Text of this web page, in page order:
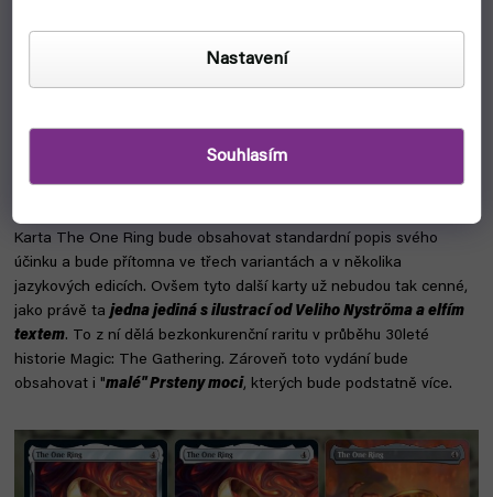
Nastavení
Souhlasím
Prsten moci bude k dispozici pouze vanglickém jazyce v
limitovaném balíčku Collector Booster
máme!Třeba se právě ty staneš majitelem této karty.
Karta The One Ring bude obsahovat standardní popis svého
účinku a bude přítomna ve třech variantách a v několika
jazykových edicích. Ovšem tyto další karty už nebudou tak cenné,
jako právě ta jedna jediná s ilustrací od Veliho Nyströma a elfím
textem. To z ní dělá bezkonkurenční raritu v průběhu 30leté
historie Magic: The Gathering. Zároveň toto vydání bude
obsahovat i "malé" Prsteny moci, kterých bude podstatně více.